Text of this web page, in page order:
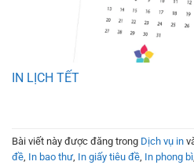
IN LỊCH TẾT
Bài viết này được đăng trong Dịch vụ in
đề, In bao thư, In giấy tiêu đề, In phong bì,